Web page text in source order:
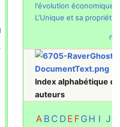
l'évolution économique
L’Unique et sa propriété
Index alphabétique
auteurs
A B C DE FGH I J